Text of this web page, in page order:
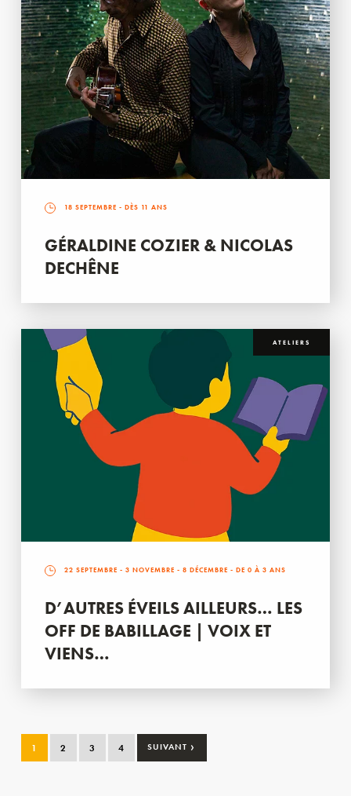
18 SEPTEMBRE - DÈS 11 ANS
GÉRALDINE COZIER & NICOLAS
DECHÊNE
ATELIERS
22 SEPTEMBRE - 3 NOVEMBRE - 8 DÉCEMBRE - DE 0 À 3 ANS
D’AUTRES ÉVEILS AILLEURS… LES
OFF DE BABILLAGE | VOIX ET
VIENS…
1 2 3 4 SUIVANT ›